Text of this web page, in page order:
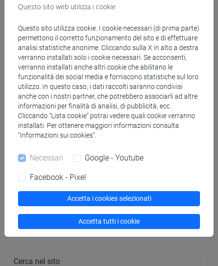
Docenti
CECCONI Adriano - 30h Lezione
Materiali didattici
Materiali su Moodle
Corsi di studio e percorsi
[CT9] HOSPITALITY INNOVATION AND E-
TOURISM - Laurea
percorso comune
Cerca nel sito
Questo sito web utilizza i cookie
Questo sito utilizza cookie. I cookie necessari (di prima parte)
permettono il corretto funzionamento del sito e di effettuare
analisi statistiche anonime. Cliccando sulla X in alto a destra
verranno installati solo i cookie necessari. Se acconsenti,
verranno installati anche altri cookie che abilitano le
funzionalità dei social media e forniscono statistiche sul loro
utilizzo. In questo caso, i dati raccolti saranno condivisi
anche con i nostri partner, che potrebbero associarli ad altre
informazioni per finalità di analisi, di pubblicità, ecc.
Cliccando “Lista cookie” potrai vedere quali cookie verranno
installati. Per ottenere maggiori informazioni consulta
“Informazioni sui cookies”.
Necessari Google - Youtube
Facebook - Pixel
Accetta i cookies selezionati
Accetta tutti i cookie